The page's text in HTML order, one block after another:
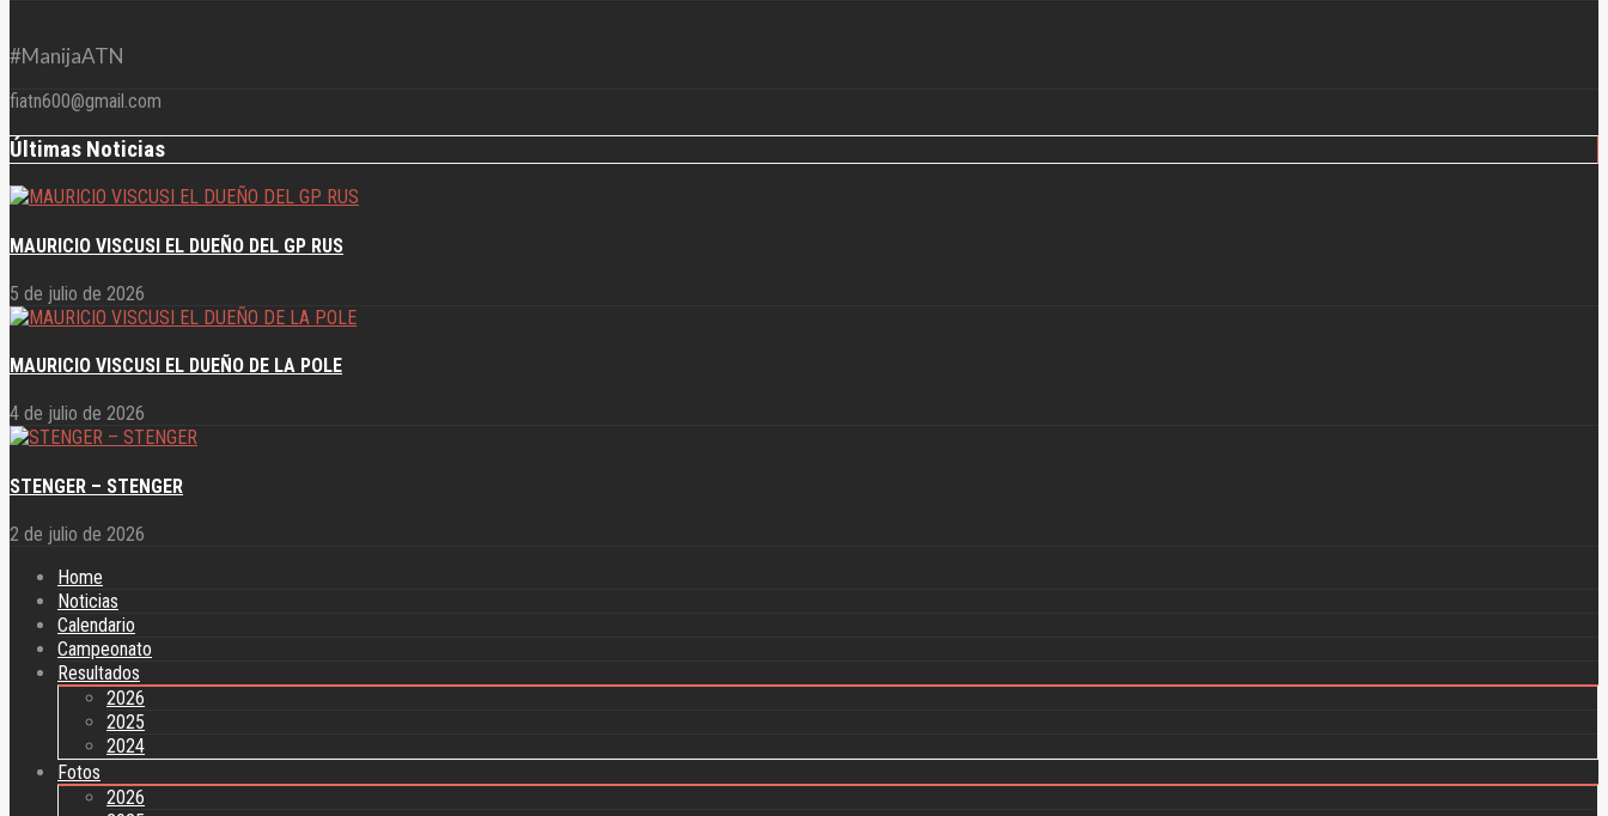
#ManijaATN
fiatn600@gmail.com
Últimas Noticias
MAURICIO VISCUSI EL DUEÑO DEL GP RUS
5 de julio de 2026
MAURICIO VISCUSI EL DUEÑO DE LA POLE
4 de julio de 2026
STENGER – STENGER
2 de julio de 2026
Home
Noticias
Calendario
Campeonato
Resultados
2026
2025
2024
Fotos
2026